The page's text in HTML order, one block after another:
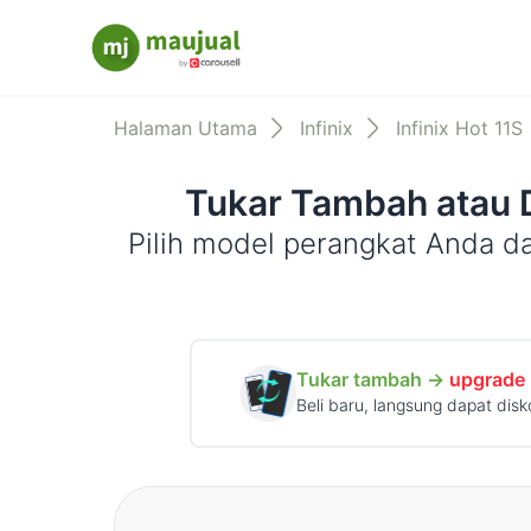
Maujual
Halaman Utama Infinix Infinix Hot 11S
Tukar Tambah atau
Pilih model perangkat Anda
Tukar tambah → upgrade
Beli baru, langsung dapat